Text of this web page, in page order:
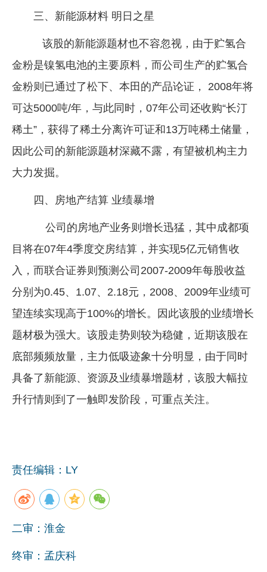
三、新能源材料 明日之星
该股的新能源题材也不容忽视，由于贮氢合
金粉是镍氢电池的主要原料，而公司生产的贮氢合
金粉则已通过了松下、本田的产品论证， 2008年将
可达5000吨/年，与此同时，07年公司还收购“长汀
稀土”，获得了稀土分离许可证和13万吨稀土储量，
因此公司的新能源题材深藏不露，有望被机构主力
大力发掘。
四、房地产结算 业绩暴增
公司的房地产业务则增长迅猛，其中成都项
目将在07年4季度交房结算，并实现5亿元销售收
入，而联合证券则预测公司2007-2009年每股收益
分别为0.45、1.07、2.18元，2008、2009年业绩可
望连续实现高于100%的增长。因此该股的业绩增长
题材极为强大。该股走势则较为稳健，近期该股在
底部频频放量，主力低吸迹象十分明显，由于同时
具备了新能源、资源及业绩暴增题材，该股大幅拉
升行情则到了一触即发阶段，可重点关注。
责任编辑：LY
二审：淮金
终审：孟庆科